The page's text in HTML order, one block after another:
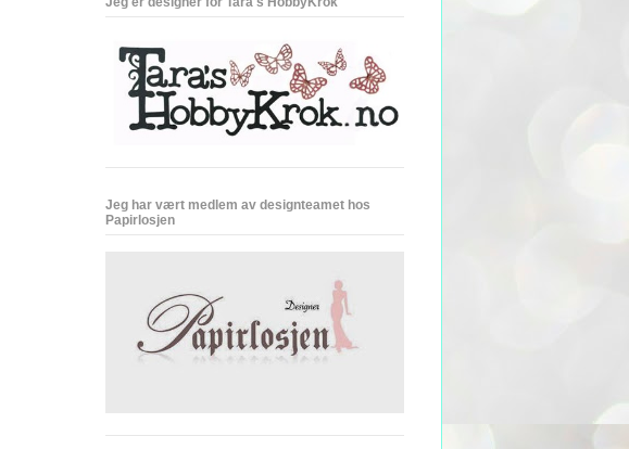
Jeg har vært medlem av designteamet hos
Papirlosjen